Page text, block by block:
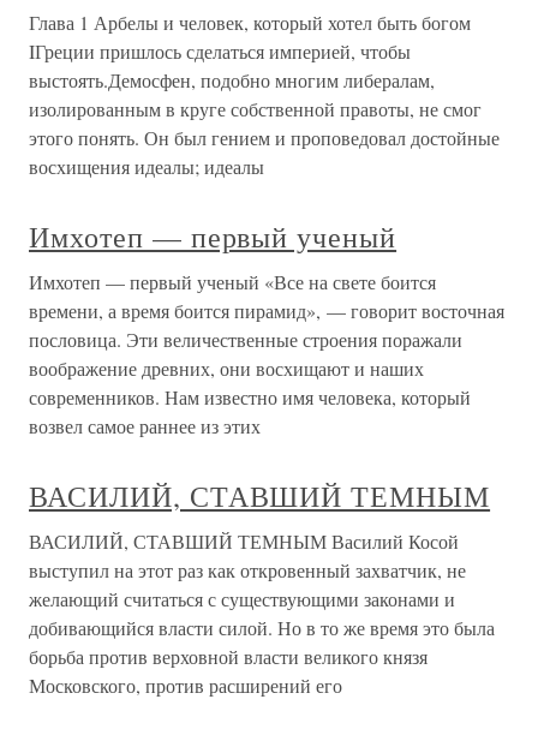
Глава 1 Арбелы и человек, который хотел быть богом
IГреции пришлось сделаться империей, чтобы
выстоять.Демосфен, подобно многим либералам,
изолированным в круге собственной правоты, не смог
этого понять. Он был гением и проповедовал достойные
восхищения идеалы; идеалы
Имхотеп — первый ученый
Имхотеп — первый ученый «Все на свете боится
времени, а время боится пирамид», — говорит восточная
пословица. Эти величественные строения поражали
воображение древних, они восхищают и наших
современников. Нам известно имя человека, который
возвел самое раннее из этих
ВАСИЛИЙ, СТАВШИЙ ТЕМНЫМ
ВАСИЛИЙ, СТАВШИЙ ТЕМНЫМ Василий Косой
выступил на этот раз как откровенный захватчик, не
желающий считаться с существующими законами и
добивающийся власти силой. Но в то же время это была
борьба против верховной власти великого князя
Московского, против расширений его